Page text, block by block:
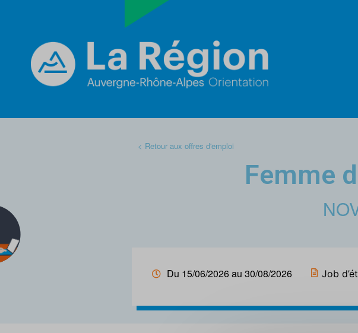
< Retour aux offres d'emploi
Femme
Du 15/06/2026 au 30/08/2026 Job